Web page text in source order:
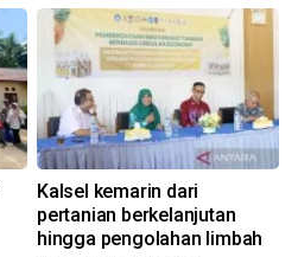
Kalsel kemarin dari
pertanian berkelanjutan
hingga pengolahan limbah